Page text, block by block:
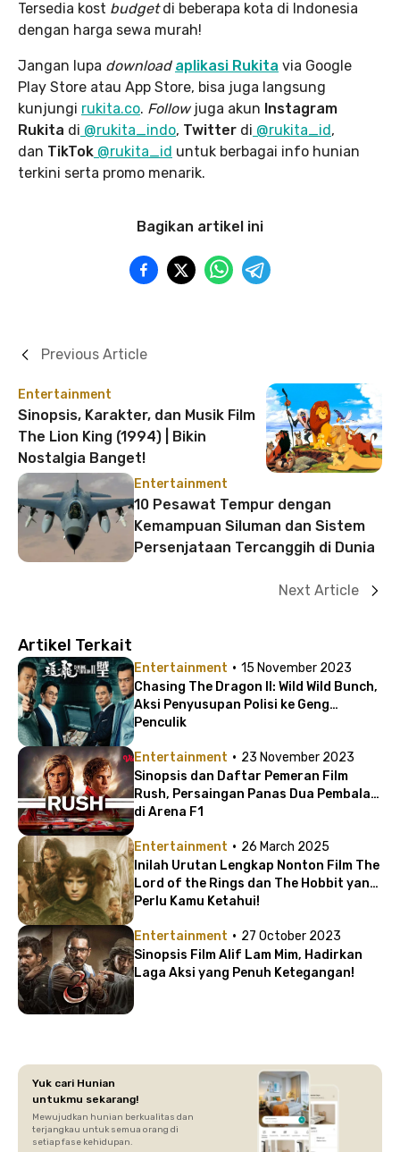
Tersedia kost budgetdi beberapa kota di Indonesia
dengan harga sewa murah!
Jangan lupa download aplikasi Rukita via Google
Play Store atau App Store, bisa juga langsung
kunjungi rukita.co. Followjuga akun Instagram
Rukita di @rukita_indo, Twitter di @rukita_id,
dan TikTok @rukita_id untuk berbagai info hunian
terkini serta promo menarik.
Bagikan artikel ini
Entertainment
Sinopsis, Karakter, dan Musik Film
The Lion King (1994) | Bikin
Nostalgia Banget!
Previous Article
Entertainment
10 Pesawat Tempur dengan
Kemampuan Siluman dan Sistem
Persenjataan Tercanggih di Dunia
Next Article
Artikel Terkait
Entertainment · 15 November 2023
Chasing The Dragon II: Wild Wild Bunch,
Aksi Penyusupan Polisi ke Geng
Penculik
Entertainment · 23 November 2023
Sinopsis dan Daftar Pemeran Film
Rush, Persaingan Panas Dua Pembalap
di Arena F1
Entertainment · 26 March 2025
Inilah Urutan Lengkap Nonton Film The
Lord of the Rings dan The Hobbit yang
Perlu Kamu Ketahui!
Entertainment · 27 October 2023
Sinopsis Film Alif Lam Mim, Hadirkan
Laga Aksi yang Penuh Ketegangan!
Yuk cari Hunian
untukmu sekarang!
Mewujudkan hunian berkualitas dan
terjangkau untuk semua orang di
setiap fase kehidupan.